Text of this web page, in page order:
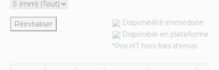
Réinitialiser
Disponibilité immédiate
Disponible en plateforme
*Prix HT hors frais d’envoi